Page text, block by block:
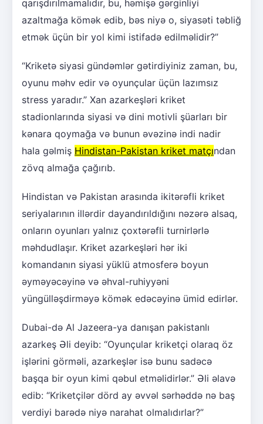
qarışdırılmamalıdır, bu, həmişə gərginliyi
azaltmağa kömək edib, bəs niyə o, siyasəti təbliğ
etmək üçün bir yol kimi istifadə edilməlidir?”
“Kriketə siyasi gündəmlər gətirdiyiniz zaman, bu,
oyunu məhv edir və oyunçular üçün lazımsız
stress yaradır.” Xan azarkeşləri kriket
stadionlarında siyasi və dini motivli şüarları bir
kənara qoymağa və bunun əvəzinə indi nadir
hala gəlmiş Hindistan-Pakistan kriket matçından
zövq almağa çağırıb.
Hindistan və Pakistan arasında ikitərəfli kriket
seriyalarının illərdir dayandırıldığını nəzərə alsaq,
onların oyunları yalnız çoxtərəfli turnirlərlə
məhdudlaşır. Kriket azarkeşləri hər iki
komandanın siyasi yüklü atmosferə boyun
əyməyəcəyinə və əhval-ruhiyyəni
yüngülləşdirməyə kömək edəcəyinə ümid edirlər.
Dubai-də Al Jazeera-ya danışan pakistanlı
azarkeş Əli deyib: “Oyunçular kriketçi olaraq öz
işlərini görməli, azarkeşlər isə bunu sadəcə
başqa bir oyun kimi qəbul etməlidirlər.” Əli əlavə
edib: “Kriketçilər dörd ay əvvəl sərhəddə nə baş
verdiyi barədə niyə narahat olmalıdırlar?”